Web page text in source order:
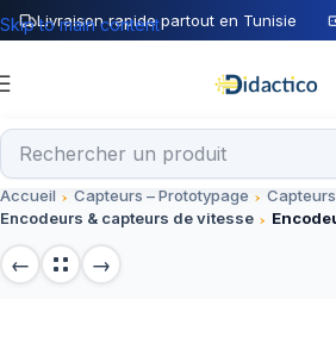
Livraison rapide partout en Tunisie
Skip to main content
Accueil Capteurs – Prototypage
Capteurs
Encodeurs & capteurs de vitesse